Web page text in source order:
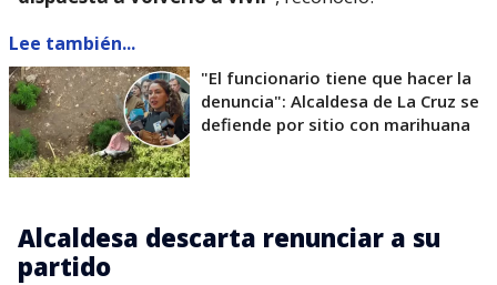
Lee también...
"El funcionario tiene que hacer la
denuncia": Alcaldesa de La Cruz se
defiende por sitio con marihuana
Alcaldesa descarta renunciar a su
partido